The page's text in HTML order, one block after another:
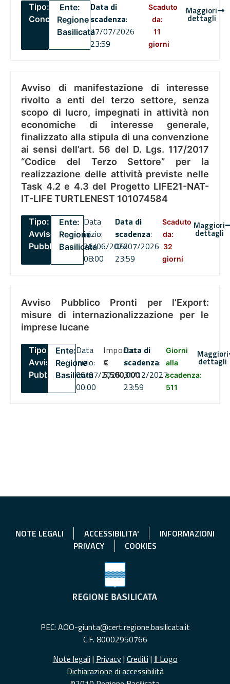
Tipo:
Concorsi
Ente:
Regione
Basilicata
Data di
scadenza:
27/07/2026
23:59
Scaduto
da:
11
giorni
Maggiori
dettagli
Avviso di manifestazione di interesse
rivolto a enti del terzo settore, senza
scopo di lucro, impegnati in attività non
economiche di interesse generale,
finalizzato alla stipula di una convenzione
ai sensi dell’art. 56 del D. Lgs. 117/2017
“Codice del Terzo Settore” per la
realizzazione delle attività previste nelle
Task 4.2 e 4.3 del Progetto LIFE21-NAT-
IT-LIFE TURTLENEST 101074584
Tipo:
Avviso
Pubblico
Ente:
Regione
Basilicata
Data
inizio:
26/06/2026
08:00
Data di
scadenza:
06/07/2026
23:59
Scaduto
da:
32
giorni
Maggiori
dettagli
Avviso Pubblico Pronti per l’Export:
misure di internazionalizzazione per le
imprese lucane
Tipo:
Avviso
Pubblico
Ente:
Regione
Basilicata
Data
inizio:
06/07/2026
00:00
Importo
€
5,500,000
Data di
scadenza:
31/12/2027
23:59
Giorni
alla
scadenza:
511
Maggiori
dettagli
NOTE LEGALI ACCESSIBILITA'
INFORMAZIONI
PRIVACY
COOKIES
PEC: AOO-giunta@cert.regione.basilicata.it
C.F. 80002950766
Note legali | Privacy| Crediti | Il Logo
Dichiarazione di accessibilità